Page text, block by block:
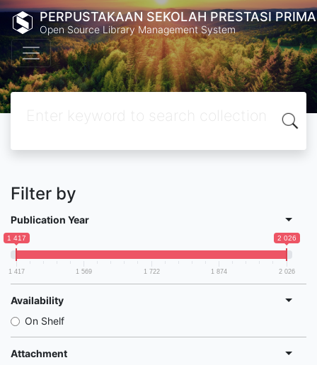
PERPUSTAKAAN SEKOLAH PRESTASI PRIMA
Open Source Library Management System
Filter by
Publication Year
1 417 2 026
1 417 1 569 1 722 1 874 2 026
Availability
On Shelf
Attachment